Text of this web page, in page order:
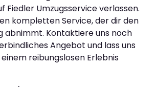
Fiedler Umzugsservice verlassen.
kompletten Service, der dir den
abnimmt. Kontaktiere uns noch
Angebot und lass uns
reibungslosen Erlebnis